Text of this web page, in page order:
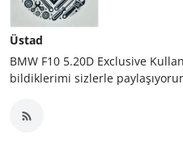
Üstad
BMW F10 5.20D Exclusive
bildiklerimi sizlerle